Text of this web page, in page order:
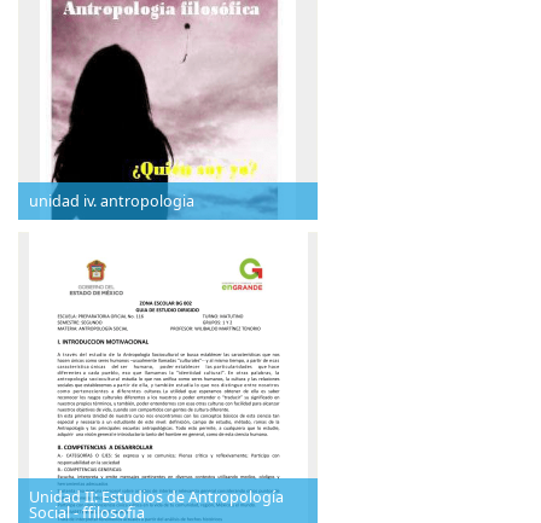
unidad iv. antropologia
Unidad II: Estudios de Antropología
Social - ffilosofia